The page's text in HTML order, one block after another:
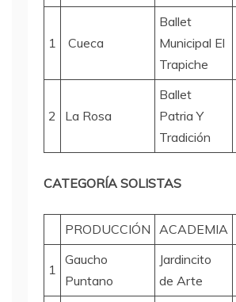
1 Cueca
Ballet
Municipal El
Trapiche
2 La Rosa
Ballet
Patria Y
Tradición
CATEGORÍA SOLISTAS
PRODUCCIÓN ACADEMIA
1
Gaucho
Puntano
Jardincito
de Arte